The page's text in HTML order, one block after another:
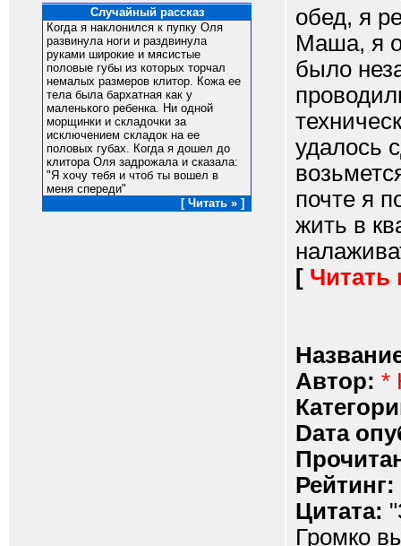
Случайный рассказ
Когда я наклонился к пупку Оля
развинула ноги и раздвинула
руками широкие и мясистые
половые губы из которых торчал
немалых размеров клитор. Кожа ее
тела была бархатная как у
маленького ребенка. Ни одной
морщинки и складочки за
исключением складок на ее
половых губах. Когда я дошел до
клитора Оля задрожала и сказала:
"Я хочу тебя и чтоб ты вошел в
меня спереди"
[ Читать » ]
обед, я
Маша, я
было
удалось
почте я
жить в
[ Читать
Автор: *
Dата
Рейтинг:
Цитата:
Громко